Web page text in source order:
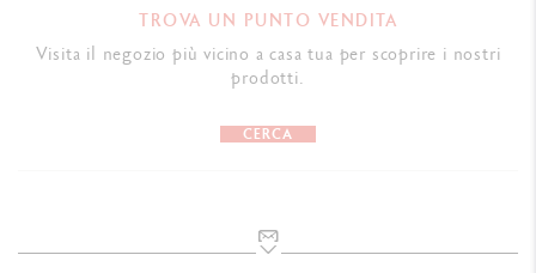
TROVA UN PUNTO VENDITA
Visita il negozio più vicino a casa tua per scoprire i nostri
prodotti.
CERCA